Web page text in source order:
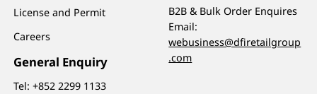
License and Permit
Careers
General Enquiry
Tel:+852 2299 1133
B2B & Bulk Order Enquires
Email:
webusiness@dfiretailgroup
.com